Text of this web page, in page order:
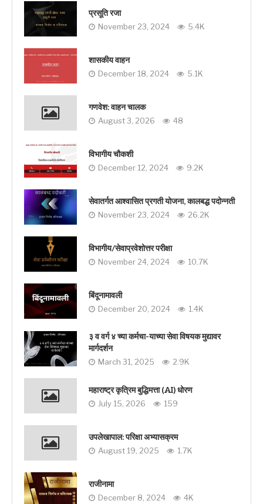
प्रसूति रजा
November 23, 2024 5.4K
शासकीय वाहन
December 18, 2024 5.1K
गणवेश: वाहन चालक
August 3, 2026 48
विभागीय चौकशी
December 12, 2024 9.2K
सेवातर्गत आश्वासित प्रगती योजना, कालबद्ध पदोन्नती
November 23, 2024 26.2K
विभागीय/सेवाप्रवेशोत्तर परीक्षा
November 24, 2024 10.7K
बिंदूनामावली
December 20, 2024 1.4K
३ व वर्ग ४ च्या कर्मचा-याच्या सेवा विषयक मुद्यावर
मार्गदर्शन
March 31, 2025 2.9K
महाराष्ट्र कृत्रिम बुद्धिमत्ता (AI) धोरण
July 15, 2026 159
उपलेखापाल: परिक्षा अभ्यासक्रम
August 19, 2025 1.7K
राजीनामा
December 8, 2024 4K